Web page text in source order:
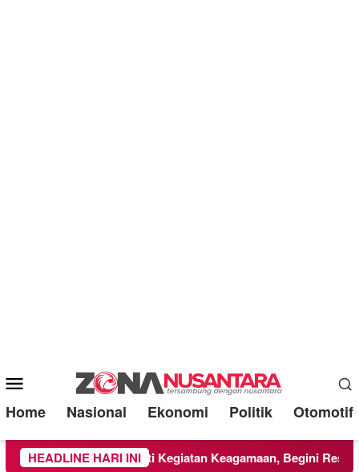
Mobile
Menu
Home Nasional Ekonomi Politik Otomotif
HEADLINE HARI INI
KKN UMM Ikuti Kegiatan Keagamaan, Begini Respons